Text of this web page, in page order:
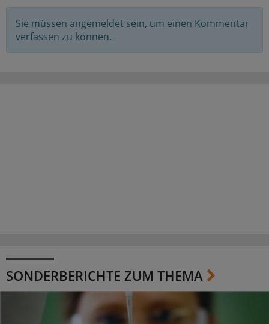
Sie müssen angemeldet sein, um einen Kommentar
verfassen zu können.
SONDERBERICHTE ZUM THEMA